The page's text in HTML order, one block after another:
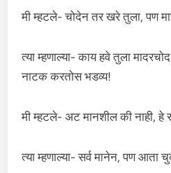
मी म्हटले- चोदेन तर खरे तुला, पण
त्या म्हणाल्या- काय हवे तुला
नाटक करतोस भडव्य!
मी म्हटले- अट मानशील की नाही, हे
त्या म्हणाल्या- सर्व मानेन, पण आता